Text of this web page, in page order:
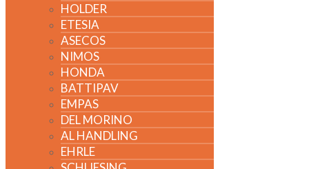
HOLDER
ETESIA
ASECOS
NIMOS
HONDA
BATTIPAV
EMPAS
DEL MORINO
AL HANDLING
EHRLE